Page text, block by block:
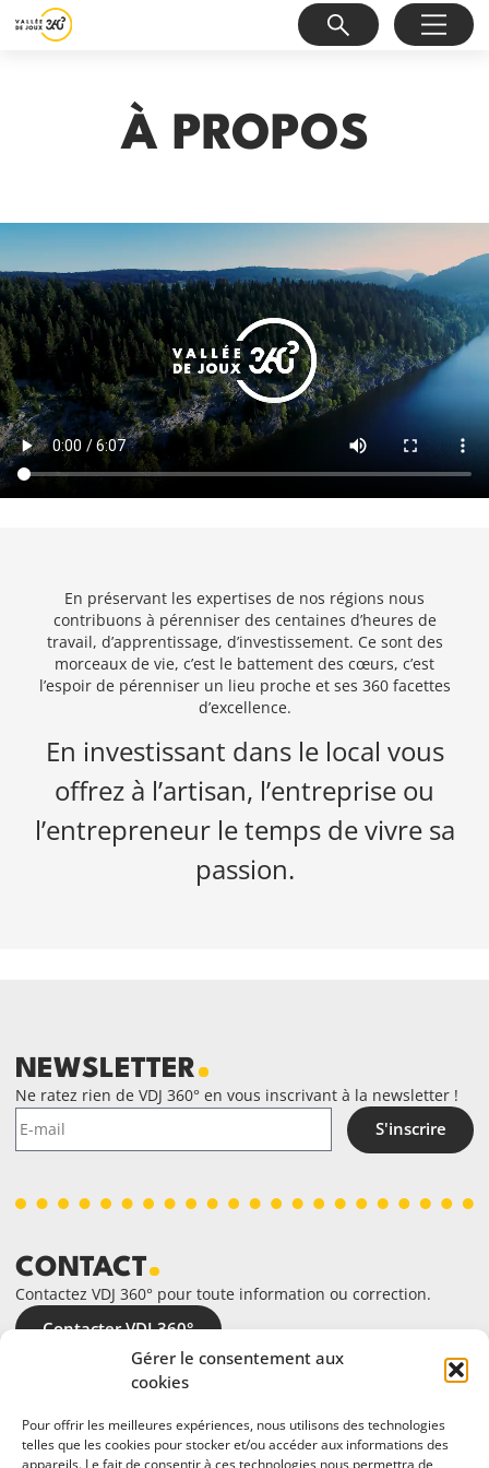
Gérer le consentement aux
cookies
Pour offrir les meilleures expériences, nous utilisons des technologies
telles que les cookies pour stocker et/ou accéder aux informations des
appareils. Le fait de consentir à ces technologies nous permettra de
À PROPOS
En préservant les expertises de nos régions nous
contribuons à pérenniser des centaines d’heures de
travail, d’apprentissage, d’investissement. Ce sont des
morceaux de vie, c’est le battement des cœurs, c’est
l’espoir de pérenniser un lieu proche et ses 360 facettes
d’excellence.
En investissant dans le local vous
offrez à l’artisan, l’entreprise ou
l’entrepreneur le temps de vivre sa
passion.
NEWSLETTER
Ne ratez rien de VDJ 360° en vous inscrivant à la newsletter !
S'inscrire
CONTACT
Contactez VDJ 360° pour toute information ou correction.
Contacter VDJ 360°